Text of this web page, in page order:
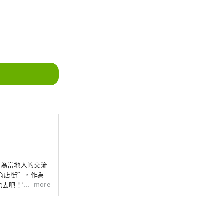
當地人的交流
店街”，作為
去吧！” 請利more